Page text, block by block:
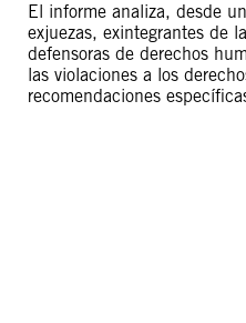
El informe analiza, desde
exjuezas, exintegrantes de
defensoras de derechos
las violaciones a los
recomendaciones